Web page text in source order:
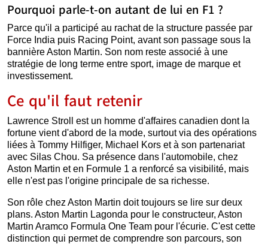
Pourquoi parle-t-on autant de lui en F1 ?
Parce qu'il a participé au rachat de la structure passée par
Force India puis Racing Point, avant son passage sous la
bannière Aston Martin. Son nom reste associé à une
stratégie de long terme entre sport, image de marque et
investissement.
Ce qu'il faut retenir
Lawrence Stroll est un homme d'affaires canadien dont la
fortune vient d'abord de la mode, surtout via des opérations
liées à Tommy Hilfiger, Michael Kors et à son partenariat
avec Silas Chou. Sa présence dans l'automobile, chez
Aston Martin et en Formule 1 a renforcé sa visibilité, mais
elle n'est pas l'origine principale de sa richesse.
Son rôle chez Aston Martin doit toujours se lire sur deux
plans. Aston Martin Lagonda pour le constructeur, Aston
Martin Aramco Formula One Team pour l'écurie. C'est cette
distinction qui permet de comprendre son parcours, son